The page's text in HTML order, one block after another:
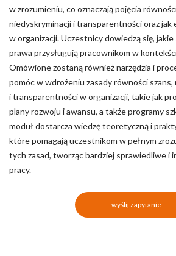
w zrozumieniu, co oznaczają pojęcia
niedyskryminacji i transparentności oraz
w organizacji. Uczestnicy dowiedzą się,
prawa przysługują pracownikom w
Omówione zostaną również narzędzia i
pomóc w wdrożeniu zasady równości
i transparentności w organizacji, takie jak
plany rozwoju i awansu, a także programy
moduł dostarcza wiedzę teoretyczną i
które pomagają uczestnikom w pełnym
tych zasad, tworząc bardziej sprawiedliwe i
pracy.
wyślij zapytanie